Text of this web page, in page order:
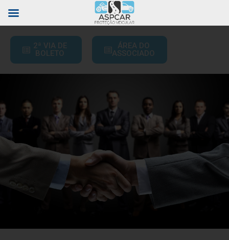
2ª VIA DE
BOLETO
ÁREA DO
ASSOCIADO